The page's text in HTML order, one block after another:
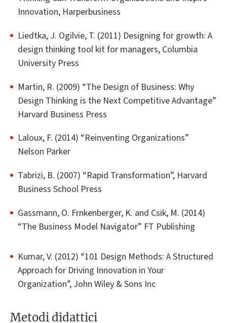
Innovation, Harperbusiness
Liedtka, J. Ogilvie, T. (2011) Designing for growth: A
design thinking tool kit for managers, Columbia
University Press
Martin, R. (2009) “The Design of Business: Why
Design Thinking is the Next Competitive Advantage”
Harvard Business Press
Laloux, F. (2014) “Reinventing Organizations”
Nelson Parker
Tabrizi, B. (2007) “Rapid Transformation”, Harvard
Business School Press
Gassmann, O. Frnkenberger, K. and Csik, M. (2014)
“The Business Model Navigator” FT Publishing
Kumar, V. (2012) “101 Design Methods: A Structured
Approach for Driving Innovation in Your
Organization”, John Wiley & Sons Inc
Metodi didattici